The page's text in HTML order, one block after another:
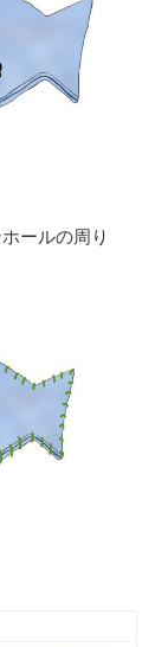
ールの周り